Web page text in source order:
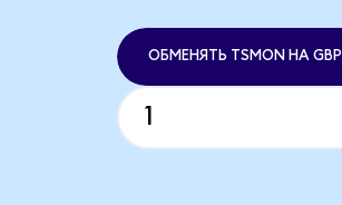
ОБМЕНЯТЬ TSMON НА GBP